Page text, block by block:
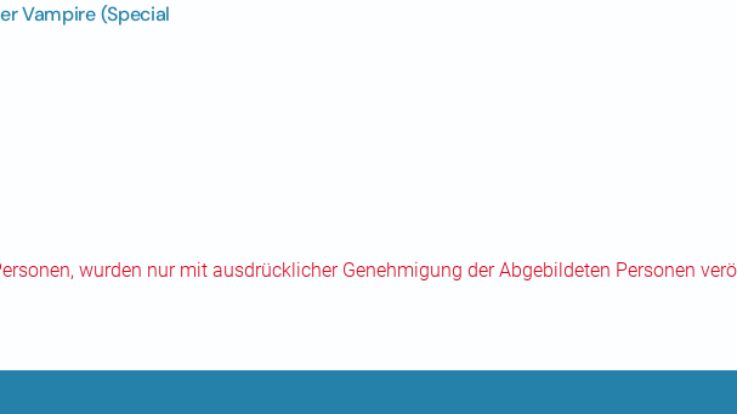
Vampire (Special
wurden nur mit ausdrücklicher Genehmigung der Abgebildeten Personen